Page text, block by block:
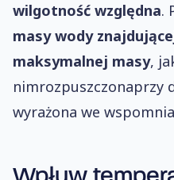
wilgotność względna.
masy wody
maksymalnej masy,
nimrozpuszczonaprzy
wyrażona we